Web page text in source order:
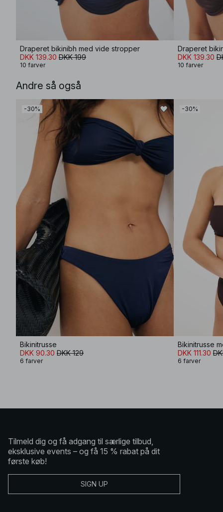
Draperet bikinibh med vide stropper
DKK 139.30 DKK 199
10 farver
Draperet
DKK 139.30
10 farver
Andre så også
-30%
Bikinitrusse
DKK 90.30 DKK 129
6 farver
-30%
Bikinitrusse
DKK 111.30
6 farver
Tilmeld dig og få adgang til særlige tilbud,
eksklusive events – og få 15 % rabat på dit
første køb!
SIGN UP